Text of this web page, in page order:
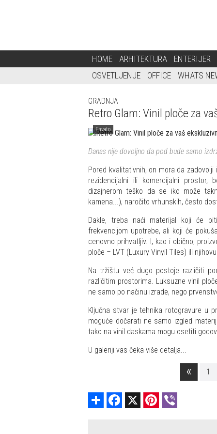
HOME ARHITEKTURA ENTERIJER
OSVETLJENJE
OFFICE WHATS
GRADNJA
Retro Glam: Vinil ploče za
Envato
Danas nije dovoljno da pod bude samo
Pored kvalitativnih, on mora da
rezidencijalni ili komercijalni
dizajnerom teško da se iko može
kamena...), naročito vrhunskih, često
Dakle, treba naći materijal koji će
frekvencijom upotrebe, ali koji će
cenovno prihvatljiv. I, kao i obično,
ploče – LVT (Luxury Vinyil Tiles) ili
Na tržištu već dugo postoje različiti
različitim prostorima. Luksuzne vinil
ne samo po načinu izrade, nego
Ključna stvar je tehnika rotogravure u
moguće dočarati ne samo izgled
tako na vinil daskama mogu osetiti
U galeriji vas čeka više detalja...
« 1
Share Facebook Pinterest